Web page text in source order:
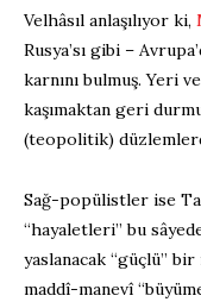
Velhâsıl anlaşılıyor ki,
Rusya’sı gibi –
karnını bulmuş. Yeri
kaşımaktan geri
(teopolitik)
Sağ-popülistler ise
“hayaletleri” bu
yaslanacak “güçlü”
maddî-manevî